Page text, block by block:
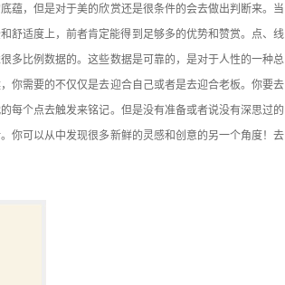
蕴，但是对于美的欣赏还是很条件的会去做出判断来。当
舒适度上，前者肯定能得到足够多的优势和赞赏。点、线
多比例数据的。这些数据是可靠的，是对于人性的一种总
你需要的不仅仅是去迎合自己或者是去迎合老板。你要去
每个点去触发来铭记。但是没有准备或者说没有深思过的
你可以从中发现很多新鲜的灵感和创意的另一个角度！去